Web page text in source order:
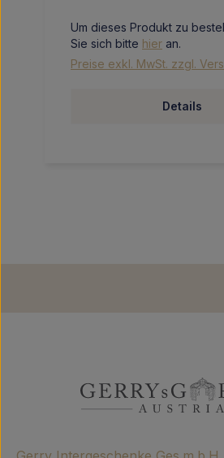
Um dieses Produkt zu
Sie sich bitte hier an.
Preise exkl. MwSt. zzgl.
Details